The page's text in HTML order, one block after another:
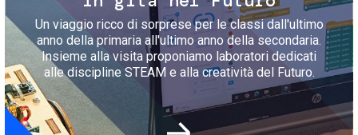
Un viaggio ricco di sorprese per le classi dall'ultimo
anno della primaria all'ultimo anno della secondaria.
Insieme alla visita proponiamo laboratori dedicati
alle discipline STEAM e alla creatività del Futuro.